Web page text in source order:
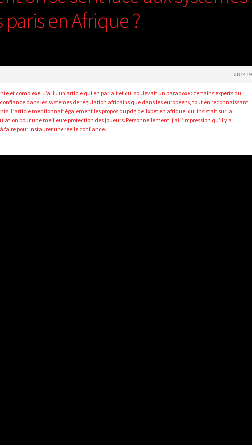
en Afrique ?
#87479
et complexe. J’ai lu un article qui en parlait et qui soulevait un paradoxe : certains experts du
dans les systèmes de régulation africains que dans les européens, tout en reconnaissant
L’article mentionnait également les propos du pdg de 1xbet en afrique , qui insistait sur la
pour une meilleure protection des joueurs. Personnellement, j’ai l’impression qu’il y a
faire pour instaurer une réelle confiance.